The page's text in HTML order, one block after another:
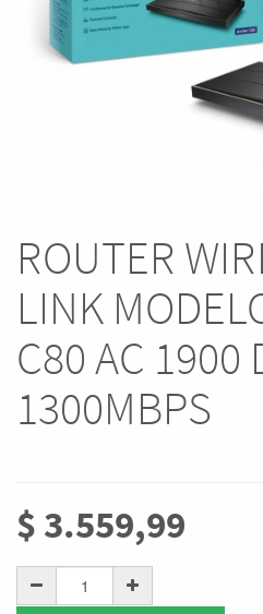
ROUTER
LINK
C80 AC 1900
1300MBPS
$ 3.559,99